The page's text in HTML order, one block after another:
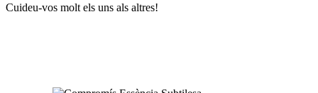
Cuideu-vos molt els uns als altres!